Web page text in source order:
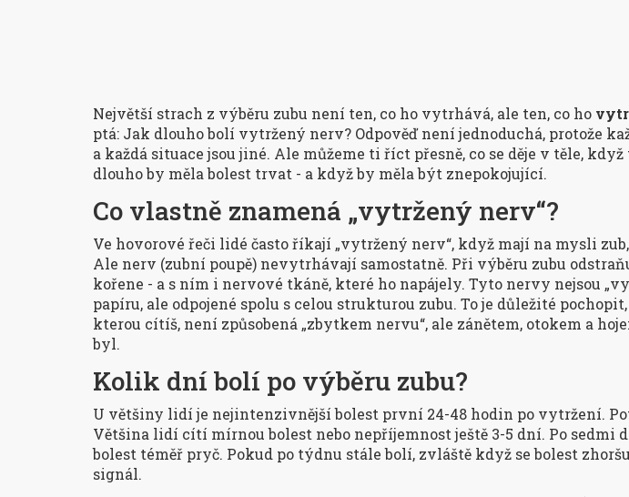
Největší strach z výběru zubu není ten, co ho vytrhává, ale ten, co ho
ptá: Jak dlouho bolí vytržený nerv? Odpověď není jednoduchá, protože
a každá situace jsou jiné. Ale můžeme ti říct přesně, co se děje v těle,
dlouho by měla bolest trvat - a když by měla být znepokojující.
Co vlastně znamená „vytržený nerv“?
Ve hovorové řeči lidé často říkají „vytržený nerv“, když mají na mysli
Ale nerv (zubní poupě) nevytrhávají samostatně. Při výběru zubu
kořene - a s ním i nervové tkáně, které ho napájely. Tyto nervy nejsou
papíru, ale odpojené spolu s celou strukturou zubu. To je důležité
kterou cítíš, není způsobená „zbytkem nervu“, ale zánětem, otokem a
byl.
Kolik dní bolí po výběru zubu?
U většiny lidí je nejintenzivnější bolest první 24-48 hodin po vytržení.
Většina lidí cítí mírnou bolest nebo nepříjemnost ještě 3-5 dní. Po sedmi
bolest téměř pryč. Pokud po týdnu stále bolí, zvláště když se bolest
signál.